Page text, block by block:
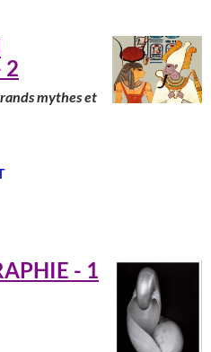
2
mythes et
- 1